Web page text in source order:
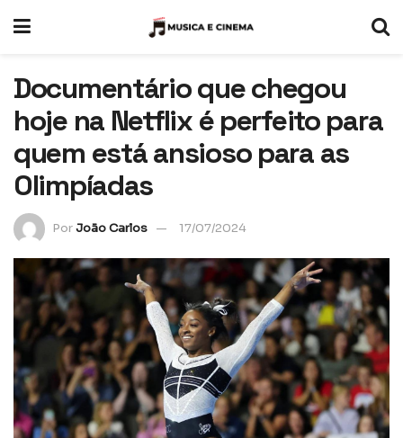
Documentário que chegou
hoje na Netflix é perfeito para
quem está ansioso para as
Olimpíadas
PorJoão Carlos 17/07/2024